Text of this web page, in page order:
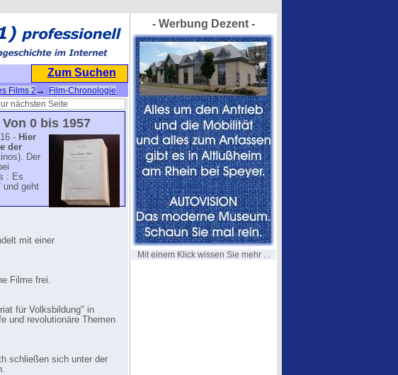
Zum Suchen
Films 2 →
Film-Chronologie
nächsten Seite
0 bis 1957
- Hier
der
Der
: Es
und geht
mit einer
Filme frei.
für Volksbildung" in
und revolutionäre Themen
schließen sich unter der
- Werbung Dezent -
Mit einem Klick wissen Sie mehr . .